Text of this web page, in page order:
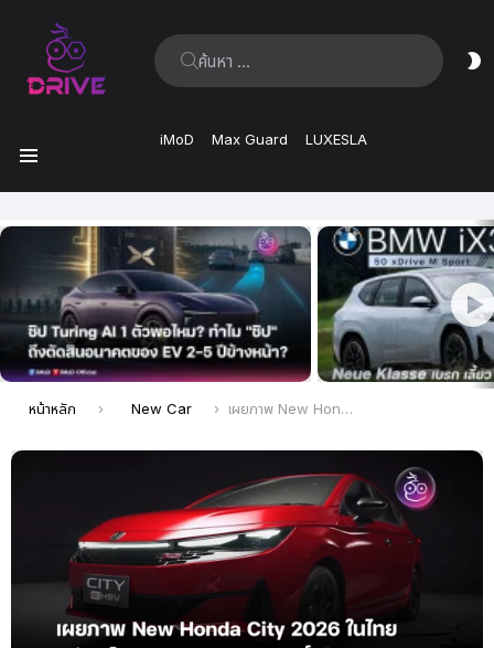
ค้นหา:
iMoD Max Guard LUXESLA
ล่าสุด
คุณอยู่ที่นี่:
หน้าหลัก New Car เผยภาพ New Honda City 2026 อย่างเป็นทางการ ปรับหน้าใหม่สุดสปอร์ต เปิดสิทธิ์จองล่วงหน้าแล้ว